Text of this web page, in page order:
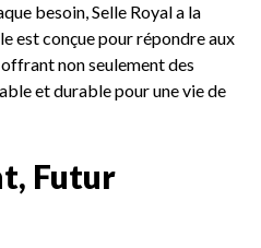
besoin, Selle Royal a la
est conçue pour répondre aux
non seulement des
et durable pour une vie de
Futur